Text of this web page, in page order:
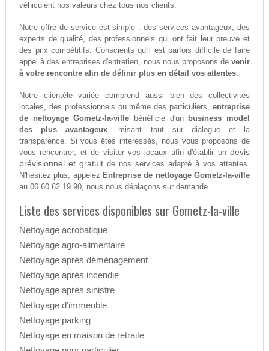
véhiculent nos valeurs chez tous nos clients.
Notre offre de service est simple : des services avantageux, des
experts de qualité, des professionnels qui ont fait leur preuve et
des prix compétitifs. Conscients qu'il est parfois difficile de faire
appel à des entreprises d'entretien, nous nous proposons devenir
à votre rencontre afin de définir plus en détail vos attentes.
Notre clientèle variée comprend aussi bien des collectivités
locales, des professionnels ou même des particuliers,entreprise
de nettoyage Gometz-la-ville bénéficie d'un business model
des plus avantageux, misant tout sur dialogue et la
transparence. Si vous êtes intéressés, nous vous proposons de
vous rencontrer, et de visiter vos locaux afin d'établir undevis
prévisionnel et gratuitde nos services adapté à vos attentes.
N'hésitez plus, appelez Entreprise de nettoyage Gometz-la-ville
au 06.60.62.19.90, nous nous déplaçons sur demande.
Liste des services disponibles sur Gometz-la-ville
Nettoyage acrobatique
Nettoyage agro-alimentaire
Nettoyage après déménagement
Nettoyage après incendie
Nettoyage après sinistre
Nettoyage d’immeuble
Nettoyage parking
Nettoyage en maison de retraite